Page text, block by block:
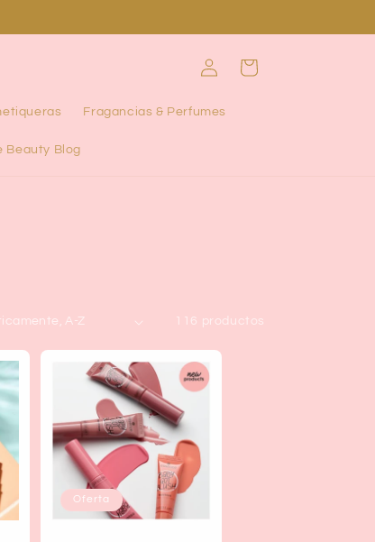
Fragancias & Perfumes
Beauty Blog
sesión
Carrito
116 productos
Oferta